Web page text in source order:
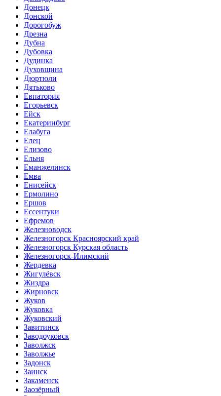
Донецк
Донской
Дорогобуж
Дрезна
Дубна
Дубовка
Дудинка
Духовщина
Дюртюли
Дятьково
Евпатория
Егорьевск
Ейск
Екатеринбург
Елабуга
Елец
Елизово
Ельня
Еманжелинск
Емва
Енисейск
Ермолино
Ершов
Ессентуки
Ефремов
Железноводск
Железногорск Красноярский край
Железногорск Курская область
Железногорск-Илимский
Жердевка
Жигулёвск
Жиздра
Жирновск
Жуков
Жуковка
Жуковский
Завитинск
Заводоуковск
Заволжск
Заволжье
Задонск
Заинск
Закаменск
Заозёрный